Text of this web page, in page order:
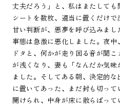
丈夫だろう」と、私はまたして
シートを数枚、適当に置くだけ
甘い判断が、悪夢を呼び込みまし
事態は急激に悪化しました。夜
ドタと、何かが走り回る音が聞
が浅くなり、妻も「なんだか気
ました。そしてある朝、決定的
に置いてあった、まだ封も切っ
開けられ、中身が床に散らばっ